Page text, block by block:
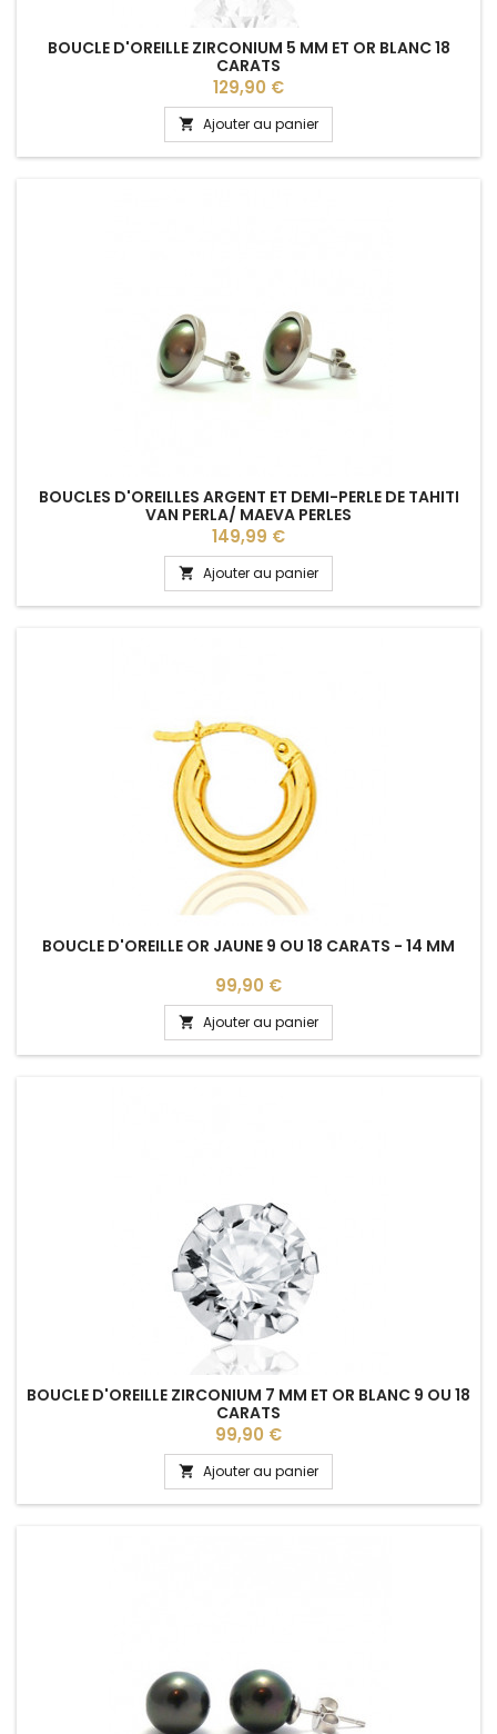
BOUCLE D'OREILLE ZIRCONIUM 5 MM ET OR BLANC 18
CARATS
Prix
129,90 €
 Ajouter au panier
BOUCLES D'OREILLES ARGENT ET DEMI-PERLE DE TAHITI
VAN PERLA/ MAEVA PERLES
Prix
149,99 €
 Ajouter au panier
BOUCLE D'OREILLE OR JAUNE 9 OU 18 CARATS - 14 MM
Prix
99,90 €
 Ajouter au panier
BOUCLE D'OREILLE ZIRCONIUM 7 MM ET OR BLANC 9 OU 18
CARATS
Prix
99,90 €
 Ajouter au panier